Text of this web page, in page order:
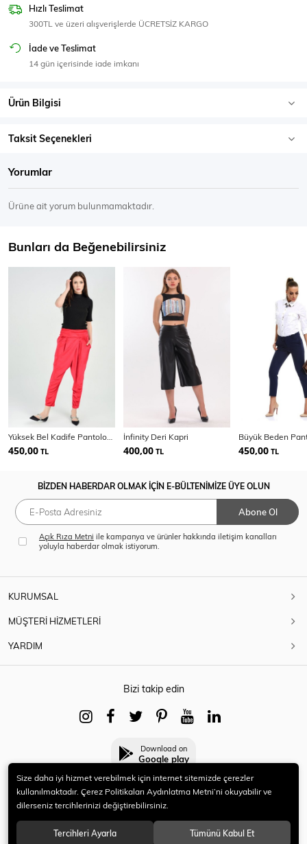
Eşofman Üstü
Hızlı Teslimat
300TL ve üzeri alışverişlerde ÜCRETSİZ KARGO
İade ve Teslimat
14 gün içerisinde iade imkanı
Ürün Bilgisi
Taksit Seçenekleri
Yorumlar
Ürüne ait yorum bulunmamaktadır.
Bunları da Beğenebilirsiniz
450,00 TL
İnfinity Deri Kapri
400,00 TL 450,00 TL
BİZDEN HABERDAR OLMAK İÇİN E-BÜLTENİMİZE ÜYE OLUN
Abone Ol
Açık Rıza Metni ile kampanya ve ürünler hakkında iletişim kanalları
yoluyla haberdar olmak istiyorum.
KURUMSAL
MÜŞTERİ HİZMETLERİ
YARDIM
Bizi takip edin
Download on
Google play
© 2021 HERYENİ. Tüm hakları saklıdır.
Size daha iyi hizmet verebilmek için internet sitemizde çerezler
kullanılmaktadır. Çerez Politikaları Aydınlatma Metni’ni okuyabilir ve
dilerseniz tercihlerinizi değiştirebilirsiniz.
Tercihleri Ayarla Tümünü Kabul Et